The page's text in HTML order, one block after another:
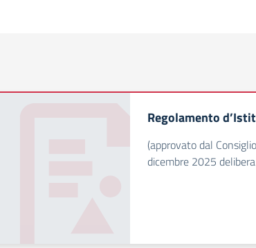
Regolamento
(approvato dal
dicembre 2025